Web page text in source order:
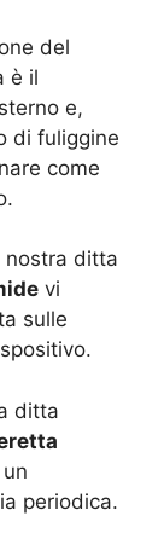
del
è il
e,
di fuliggine
come
nostra ditta
vi
sulle
ditta
periodica.